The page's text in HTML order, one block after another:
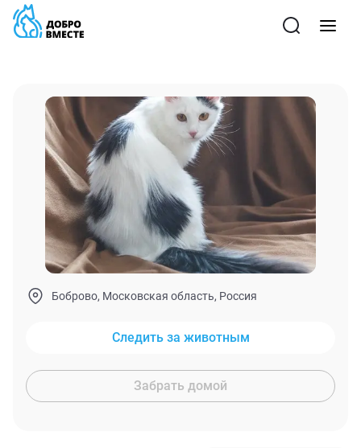
Боброво, Московская область, Россия
Следить за животным
Забрать домой